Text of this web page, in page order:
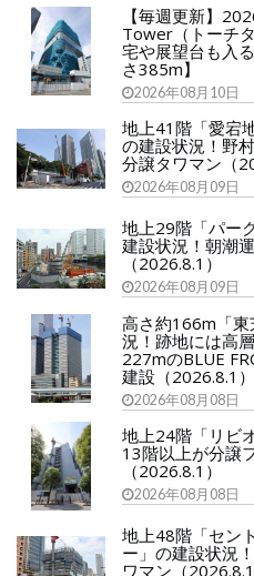
【毎週更新】
Tower（トーチ
宅や展望台も入
さ385m】
2026年08月10日
地上41階「愛宕
の建設状況！野
分譲タワマン（
2026年08月09日
地上29階「パー
建設状況！朝潮
（2026.8.1）
2026年08月09日
高さ約166m「東
況！跡地には高
227mのBLUE
建設（2026.8.1）
2026年08月08日
地上24階「リビ
13階以上が分譲
（2026.8.1）
2026年08月08日
地上48階「セン
ー」の建設状況
ワマン（2026.8.1